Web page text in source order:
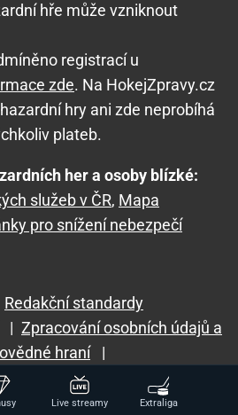
hře může vzniknout
registrací u
zde. Na HokejZpravy.cz
hry ani zde neprobíhá
plateb.
her a osoby blízké:
služeb v ČR, Mapa
pro snížení nebezpečí
Redakční standardy
| Zpracování osobních údajů a
hraní
|
Live streamy Extraliga